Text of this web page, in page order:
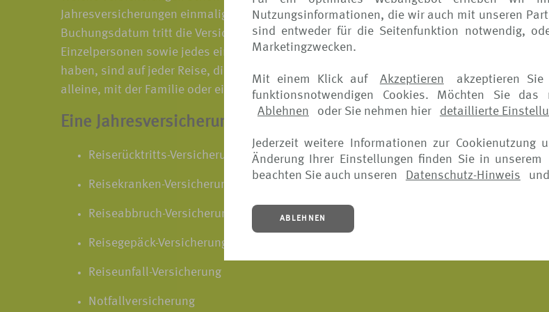
Nutzungsinformationen, die wir auch mit unseren
sind entweder für die Seitenfunktion notwendig,
Marketingzwecken.
Mit einem Klick auf Akzeptieren
akzeptieren
funktionsnotwendigen Cookies. Möchten Sie
Ablehnen
oder Sie nehmen hier detaillierte
Jederzeit weitere Informationen zur Cookienutzung
Änderung Ihrer Einstellungen finden Sie in unserem
beachten Sie auch unseren
Datenschutz-Hinweis
ABLEHNEN
Jahresversicherungen einmalig geprüft, um für jeden ein individuelles Sorglos-Paket zu
Buchungsdatum tritt die Versicherung für ein Jahr in Kraft und verlängert sich fünf Jahre
Einzelpersonen sowie jedes einzelne Mitglied einer Familien, die eine
haben, sind auf jeder Reise, die mehr als 50km vom Wohnsitz entfernt ist, versichert - im
alleine, mit der Familie oder einer Reisegruppe; bei Tagesreisen und Langzeiturlauben.
Eine Jahresversicherung beinhaltet zum Beispiel*:
Reiserücktritts-Versicherung
Reisekranken-Versicherung
Reiseabbruch-Versicherung
Reisegepäck-Versicherung
Reiseunfall-Versicherung
Notfallversicherung